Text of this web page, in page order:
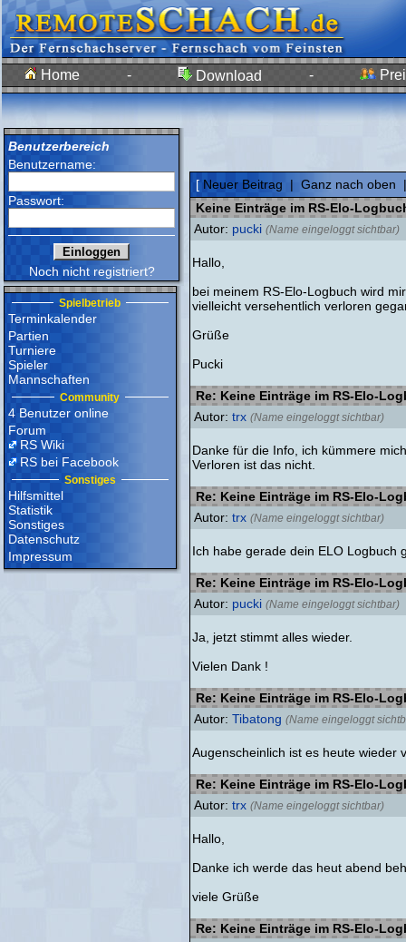
Home - Download -
Benutzerbereich
Benutzername:
Passwort:
Noch nicht registriert?
Spielbetrieb
Terminkalender
Partien
Turniere
Spieler
Mannschaften
Community
4 Benutzer online
Forum
RS Wiki
RS bei Facebook
Sonstiges
Hilfsmittel
Statistik
Sonstiges
Datenschutz
Impressum
[ Neuer Beitrag | Ganz nach oben
Keine Einträge im RS-Elo-
Autor: pucki (Name eingeloggt sichtbar)
Hallo,
bei meinem RS-Elo-Logbuch wird
vielleicht versehentlich verloren
Grüße
Pucki
Re: Keine Einträge im RS-Elo-
Autor: trx (Name eingeloggt sichtbar)
Danke für die Info, ich kümmere
Verloren ist das nicht.
Re: Keine Einträge im RS-Elo-
Autor: trx (Name eingeloggt sichtbar)
Ich habe gerade dein ELO Logbuch
Re: Keine Einträge im RS-Elo-
Autor: pucki (Name eingeloggt sichtbar)
Ja, jetzt stimmt alles wieder.
Vielen Dank !
Re: Keine Einträge im RS-Elo-
Autor: Tibatong (Name eingeloggt
Augenscheinlich ist es heute wieder
Re: Keine Einträge im RS-Elo-
Autor: trx (Name eingeloggt sichtbar)
Hallo,
Danke ich werde das heut abend
viele Grüße
Re: Keine Einträge im RS-Elo-